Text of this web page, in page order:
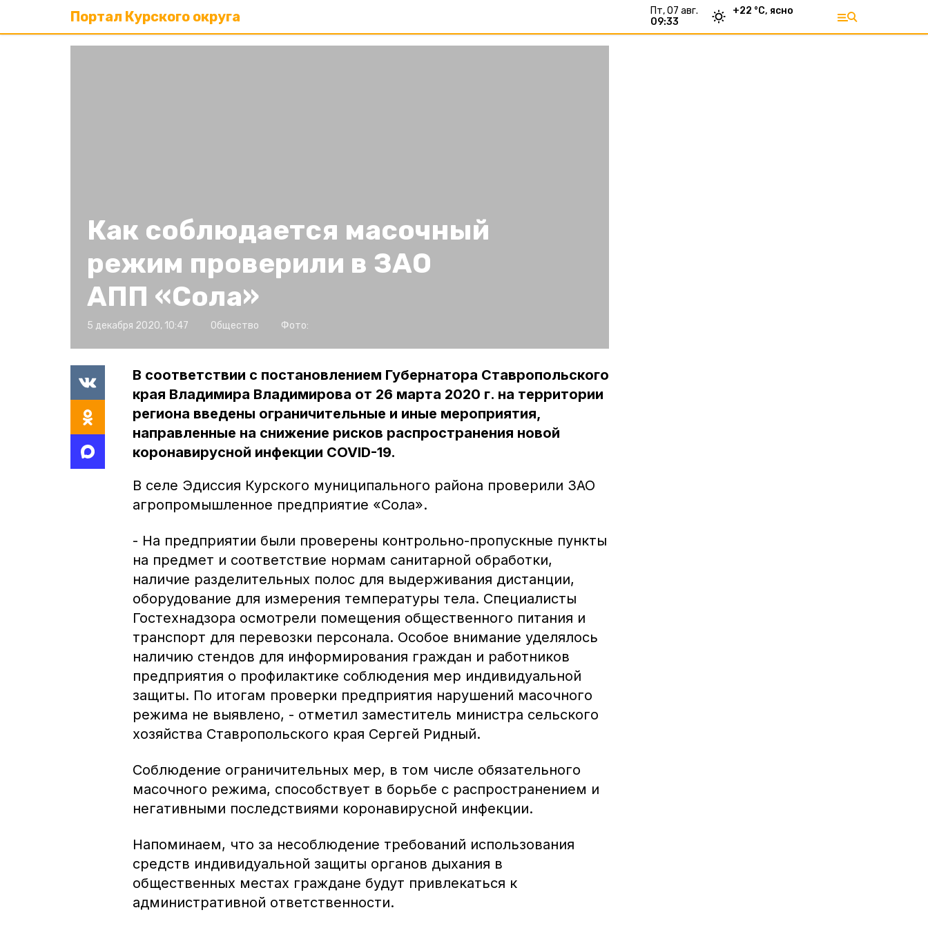
Портал Курского округа
пт, 07 авг.
09:33
+22 °С, ясно
Как соблюдается масочный
режим проверили в ЗАО
АПП «Сола»
5 декабря 2020, 10:47 Общество Фото:
В соответствии с постановлением Губернатора Ставропольского
края Владимира Владимирова от 26 марта 2020 г. на территории
региона введены ограничительные и иные мероприятия,
направленные на снижение рисков распространения новой
коронавирусной инфекции COVID-19.
В селе Эдиссия Курского муниципального района проверили ЗАО
агропромышленное предприятие «Сола».
- На предприятии были проверены контрольно-пропускные пункты
на предмет и соответствие нормам санитарной обработки,
наличие разделительных полос для выдерживания дистанции,
оборудование для измерения температуры тела. Специалисты
Гостехнадзора осмотрели помещения общественного питания и
транспорт для перевозки персонала. Особое внимание уделялось
наличию стендов для информирования граждан и работников
предприятия о профилактике соблюдения мер индивидуальной
защиты. По итогам проверки предприятия нарушений масочного
режима не выявлено, - отметил заместитель министра сельского
хозяйства Ставропольского края Сергей Ридный.
Соблюдение ограничительных мер, в том числе обязательного
масочного режима, способствует в борьбе с распространением и
негативными последствиями коронавирусной инфекции.
Напоминаем, что за несоблюдение требований использования
средств индивидуальной защиты органов дыхания в
общественных местах граждане будут привлекаться к
административной ответственности.